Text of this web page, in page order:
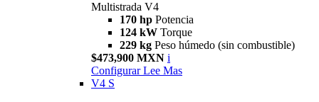
Multistrada V4
170 hp Potencia
124 kW Torque
229 kg Peso húmedo (sin combustible)
$473,900 MXN i
Configurar Lee Mas
V4 S